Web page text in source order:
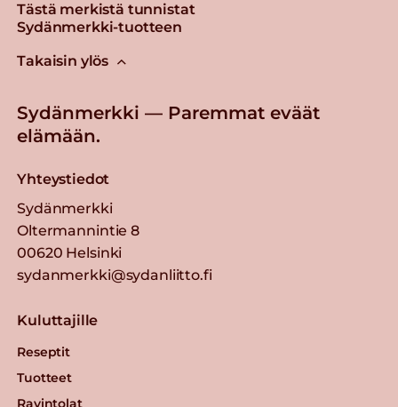
Tästä merkistä tunnistat
Sydänmerkki-tuotteen
Takaisin ylös
Sydänmerkki — Paremmat eväät
elämään.
Yhteystiedot
Sydänmerkki
Oltermannintie 8
00620 Helsinki
sydanmerkki@sydanliitto.fi
Kuluttajille
Reseptit
Tuotteet
Ravintolat